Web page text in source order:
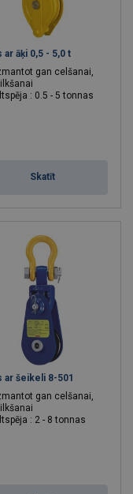
ar āķi 0,5 - 5,0 t
gan celšanai,
: 0.5 - 5 tonnas
Skatīt
ar šeikeli 8-501
gan celšanai,
: 2 - 8 tonnas